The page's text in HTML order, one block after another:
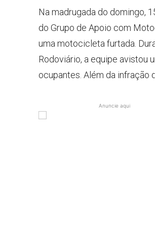
Na madrugada do domingo,
do Grupo de Apoio com
uma motocicleta furtada.
Rodoviário, a equipe avistou
ocupantes. Além da infração
Anuncie aqui